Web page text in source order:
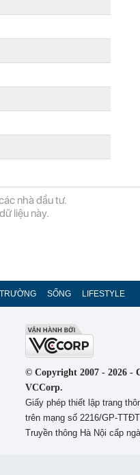
nhà đầu tư.
liệu này.
SỐNG LIFESTYLE
© Copyright 2007 - 2026 -
VCCorp.
Giấy phép thiết lập trang
trên mạng số 2216/GP-
Truyền thông Hà Nội cấp